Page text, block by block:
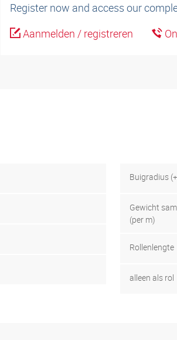
Register now and access our
Aanmelden / registreren
Buigradius
Gewicht
(per m)
Rollenlengte
alleen als rol